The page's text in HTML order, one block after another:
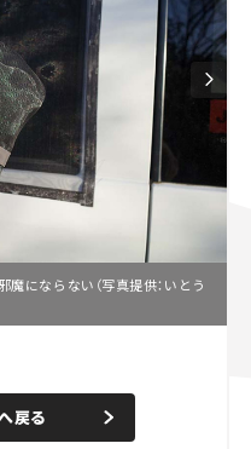
にならない（写真提供：いとう
n
e
d
戻る